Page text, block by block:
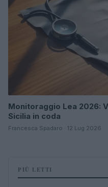
Monitoraggio Lea 2026:
Sicilia in coda
Francesca Spadaro · 12 Lug 2026
PIÙ LETTI